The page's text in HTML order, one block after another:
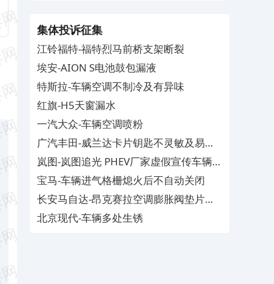
集体投诉征集
江铃福特-福特烈马前桥支架断裂
埃安-AION S电池鼓包漏液
特斯拉-车辆空调不制冷及有异味
红旗-H5天窗漏水
一汽大众-车辆空调喷粉
广汽丰田-威兰达卡片钥匙不灵敏及易消
磁
岚图-岚图追光 PHEV厂家虚假宣传车辆配
置与功能
宝马-车辆进气格栅熄火后不自动关闭
长安马自达-昂克赛拉空调膨胀阀垫片生
锈
北京现代-车辆多处生锈